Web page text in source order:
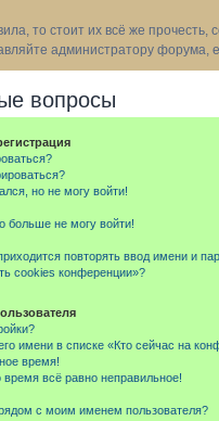
то стоит их всё же
администратору форума,
вопросы
но не могу войти!
больше не могу войти!
повторять ввод имени и
cookies конференции»?
имени в списке «Кто сейчас на
время!
всё равно неправильное!
с моим именем пользователя?